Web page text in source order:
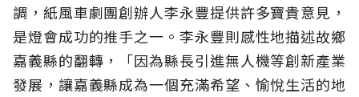
調，紙風車劇團創辦人李永豐提供許多寶貴意見，
是燈會成功的推手之一。李永豐則感性地描述故鄉
嘉義縣的翻轉，「因為縣長引進無人機等創新產業
發展，讓嘉義縣成為一個充滿希望、愉悅生活的地